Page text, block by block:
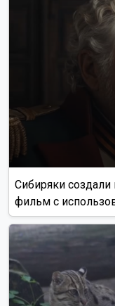
Сибиряки
фильм с